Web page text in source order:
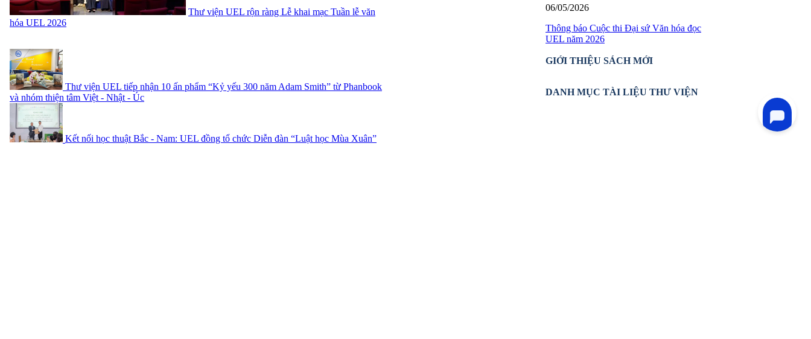
Thư viện UEL rộn ràng Lễ khai mạc Tuần lễ văn
hóa UEL 2026
Thư viện UEL tiếp nhận 10 ấn phẩm “Kỷ yếu 300 năm Adam Smith” từ Phanbook
và nhóm thiện tâm Việt - Nhật - Úc
Kết nối học thuật Bắc - Nam: UEL đồng tổ chức Diễn đàn “Luật học Mùa Xuân”
06/05/2026
Thông báo Cuộc thi Đại sứ Văn hóa đọc
UEL năm 2026
GIỚI THIỆU SÁCH MỚI
DANH MỤC TÀI LIỆU THƯ VIỆN